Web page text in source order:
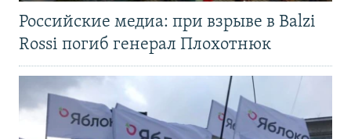
Российские медиа: при взрыве в Balzi
Rossi погиб генерал Плохотнюк